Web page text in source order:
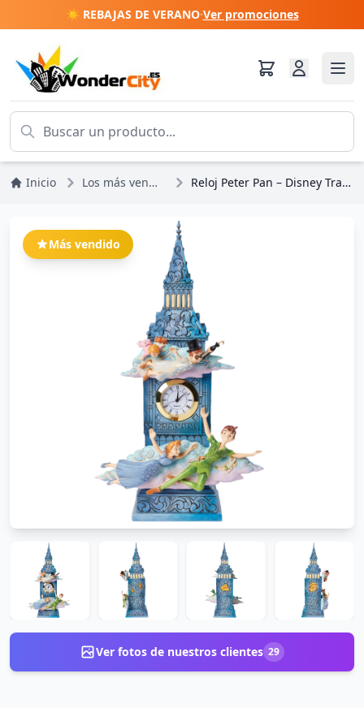
☀️ REBAJAS DE VERANO·Ver promociones
Inicio Los más vendidos Reloj Peter Pan – Disney Traditions
Más vendido
Ver fotos de nuestros clientes 29